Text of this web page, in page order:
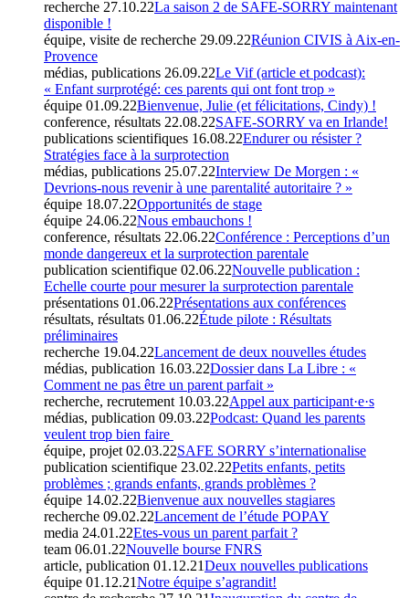
recherche 27.10.22La saison 2 de SAFE-SORRY maintenant
disponible !
équipe, visite de recherche 29.09.22Réunion CIVIS à Aix-en-
Provence
médias, publications 26.09.22Le Vif (article et podcast):
« Enfant surprotégé: ces parents qui ont font trop »
équipe 01.09.22Bienvenue, Julie (et félicitations, Cindy) !
conference, résultats 22.08.22SAFE-SORRY va en Irlande!
publications scientifiques 16.08.22Endurer ou résister ?
Stratégies face à la surprotection
médias, publications 25.07.22Interview De Morgen : «
Devrions-nous revenir à une parentalité autoritaire ? »
équipe 18.07.22Opportunités de stage
équipe 24.06.22Nous embauchons !
conference, résultats 22.06.22Conférence : Perceptions d’un
monde dangereux et la surprotection parentale
publication scientifique 02.06.22Nouvelle publication :
Echelle courte pour mesurer la surprotection parentale
présentations 01.06.22Présentations aux conférences
résultats, résultats 01.06.22Étude pilote : Résultats
préliminaires
recherche 19.04.22Lancement de deux nouvelles études
médias, publication 16.03.22Dossier dans La Libre : «
Comment ne pas être un parent parfait »
recherche, recrutement 10.03.22Appel aux participant·e·s
médias, publication 09.03.22Podcast: Quand les parents
veulent trop bien faire
équipe, projet 02.03.22SAFE SORRY s’internationalise
publication scientifique 23.02.22Petits enfants, petits
problèmes ; grands enfants, grands problèmes ?
équipe 14.02.22Bienvenue aux nouvelles stagiares
recherche 09.02.22Lancement de l’étude POPAY
media 24.01.22Etes-vous un parent parfait ?
team 06.01.22Nouvelle bourse FNRS
article, publication 01.12.21Deux nouvelles publications
équipe 01.12.21Notre équipe s’agrandit!